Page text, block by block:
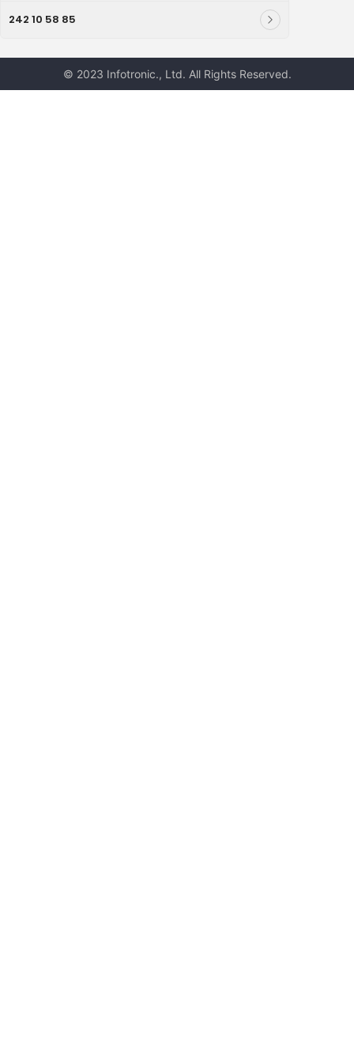
242 10 58 85
© 2023 Infotronic., Ltd. All Rights Reserved.